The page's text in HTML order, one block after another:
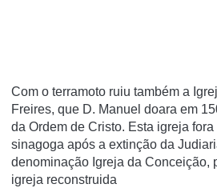
Com o terramoto ruiu também a
Freires, que D. Manuel doara em
da Ordem de Cristo. Esta igreja
sinagoga após a extinção da
denominação Igreja da Conceição,
igreja reconstruida